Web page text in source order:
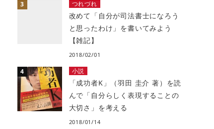
つれづれ
改めて「自分が司法書士になろう
と思ったわけ」を書いてみよう
【雑記】
2018/02/01
小説
「成功者K」（羽田 圭介 著）を読
んで「自分らしく表現することの
大切さ」を考える
2018/01/14